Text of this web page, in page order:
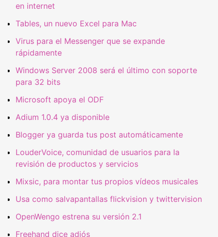
en internet
Tables, un nuevo Excel para Mac
Virus para el Messenger que se expande
rápidamente
Windows Server 2008 será el último con soporte
para 32 bits
Microsoft apoya el ODF
Adium 1.0.4 ya disponible
Blogger ya guarda tus post automáticamente
LouderVoice, comunidad de usuarios para la
revisión de productos y servicios
Mixsic, para montar tus propios vídeos musicales
Usa como salvapantallas flickvision y twittervision
OpenWengo estrena su versión 2.1
Freehand dice adiós